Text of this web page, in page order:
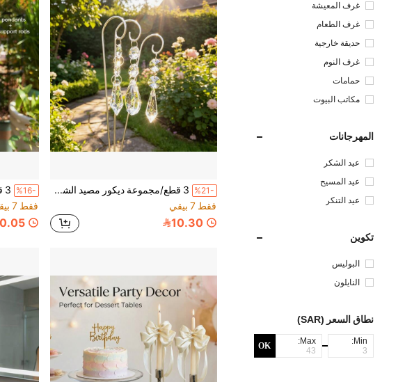
غرف المعيشة
غرف الطعام
حديقة خارجية
غرف النوم
حمامات
مكاتب البيوت
المهرجانات
عيد الشكر
عيد المسيح
عيد التنكر
تكوين
البوليس
تر
النايلون
نطاق السعر (SAR)
Min:
Max:
OK
%21-
3 قطع/مجموعة ديكور مصيد الشمس من الزجاج البلوري، ديكور أصيص نباتات داخلية، يعكس ألوان متعددة في ضوء الشمس
فقط 7 بيقي
10.30
%16-
فقط 7 بيقي